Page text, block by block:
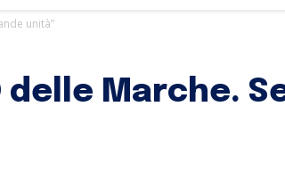
unità”
delle Marche.